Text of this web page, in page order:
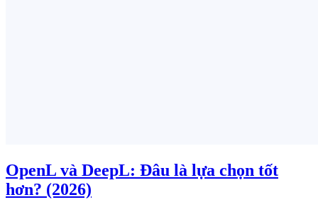
OpenL và DeepL: Đâu là lựa chọn tốt
hơn? (2026)